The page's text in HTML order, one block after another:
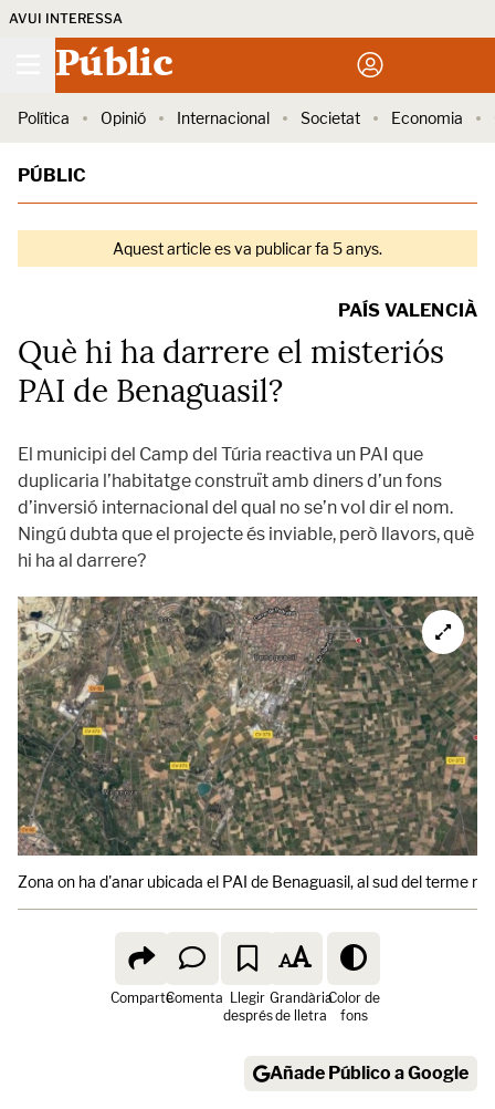
AVUI INTERESSA
Públic
Política Opinió Internacional Societat Economia
PÚBLIC
Aquest article es va publicar fa 5 anys.
PAÍS VALENCIÀ
Què hi ha darrere el misteriós
PAI de Benaguasil?
El municipi del Camp del Túria reactiva un PAI que
duplicaria l’habitatge construït amb diners d’un fons
d’inversió internacional del qual no se’n vol dir el nom.
Ningú dubta que el projecte és inviable, però llavors, què
hi ha al darrere?
Zona on ha d'anar ubicada el PAI de Benaguasil, al sud del terme
ComparteComenta Llegir
després
Grandària
de lletra
Color de
fons
Añade Público a Google